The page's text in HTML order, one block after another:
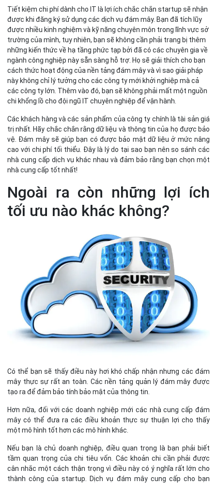
Tiết kiệm chi phí dành cho IT là lợi ích chắc chắn startup sẽ nhận
được khi đăng ký sử dụng các dịch vụ đám mây. Bạn đã tích lũy
được nhiều kinh nghiệm và kỹ năng chuyên môn trong lĩnh vực sở
trường của mình, tuy nhiên, bạn sẽ không cần phải trang bị thêm
những kiến thức về hạ tầng phức tạp bởi đã có các chuyên gia về
ngành công nghiệp này sẵn sàng hỗ trợ. Họ sẽ giải thích cho bạn
cách thức hoạt động của nền tảng đám mây và vì sao giải pháp
này không chỉ lý tưởng cho các công ty mới khởi nghiệp mà cả
các công ty lớn. Thêm vào đó, bạn sẽ không phải mất một nguồn
chi khổng lồ cho đội ngũ IT chuyên nghiệp để vận hành.
Các khách hàng và các sản phẩm của công ty chính là tài sản giá
trị nhất. Hãy chắc chắn rằng dữ liệu và thông tin của họ được bảo
vệ. Đám mây sẽ giúp bạn có được bảo mật dữ liệu ở mức nâng
cao với chi phí tối thiểu. Đây là lý do tại sao bạn nên so sánh các
nhà cung cấp dịch vụ khác nhau và đảm bảo rằng bạn chọn một
nhà cung cấp tốt nhất!
Ngoài ra còn những lợi ích
tối ưu nào khác không?
Có thể bạn sẽ thấy điều này hơi khó chấp nhận nhưng các đám
mây thực sự rất an toàn. Các nền tảng quản lý đám mây được
tạo ra để đảm bảo tính bảo mật của thông tin.
Hơn nữa, đối với các doanh nghiệp mới các nhà cung cấp đám
mây có thể đưa ra các điều khoản thực sự thuận lợi cho thấy
một mô hình tốt hơn các mô hình khác.
Nếu bạn là chủ doanh nghiệp, điều quan trọng là bạn phải biết
tầm quan trọng của chi tiêu vốn. Các khoản chi cần phải được
cân nhắc một cách thận trọng vì điều này có ý nghĩa rất lớn cho
thành công của startup. Dịch vụ đám mây cung cấp cho bạn